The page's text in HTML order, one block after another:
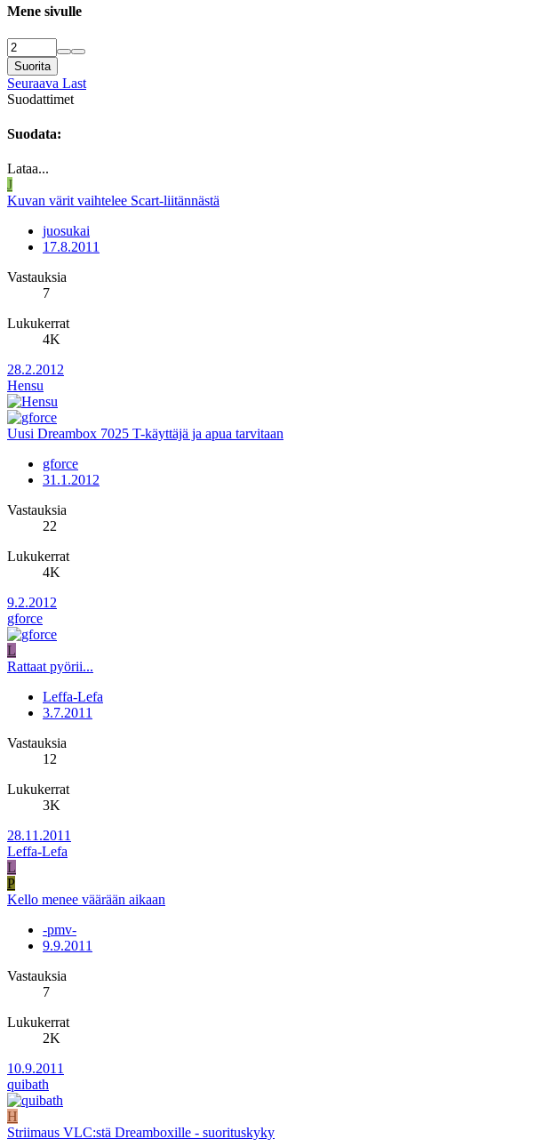
Mene sivulle
Suorita
Seuraava Last
Suodattimet
Suodata:
Lataa...
J
Kuvan värit vaihtelee Scart-liitännästä
juosukai
17.8.2011
Vastauksia
7
Lukukerrat
4K
28.2.2012
Hensu
Uusi Dreambox 7025 T-käyttäjä ja apua tarvitaan
gforce
31.1.2012
Vastauksia
22
Lukukerrat
4K
9.2.2012
gforce
L
Rattaat pyörii...
Leffa-Lefa
3.7.2011
Vastauksia
12
Lukukerrat
3K
28.11.2011
Leffa-Lefa
L
P
Kello menee väärään aikaan
-pmv-
9.9.2011
Vastauksia
7
Lukukerrat
2K
10.9.2011
quibath
H
Striimaus VLC:stä Dreamboxille - suorituskyky